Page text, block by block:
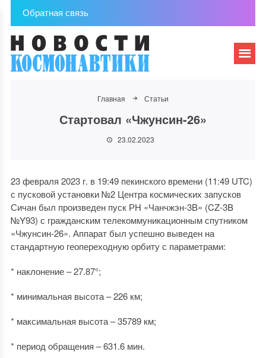
Обратная связь
Главная Статьи
Стартовал «Чжунсин-26»
23.02.2023
23 февраля 2023 г. в 19:49 пекинского времени (11:49 UTC)
с пусковой установки №2 Центра космических запусков
Сичан был произведен пуск РН «Чанчжэн-3B» (CZ-3B
№Y93) с гражданским телекоммуникационным спутником
«Чжунсин-26». Аппарат был успешно выведен на
стандартную геопереходную орбиту с параметрами:
* наклонение – 27.87°;
* минимальная высота – 226 км;
* максимальная высота – 35789 км;
* период обращения – 631.6 мин.